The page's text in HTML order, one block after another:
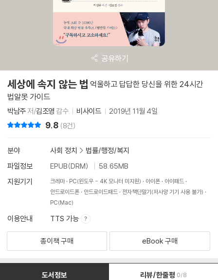
공유하기
세상에 속지 않는 법 억울하고 답답한 당신을 위한 24시간
법알못 가이드
박남주저/김조영 감수 비사이드 2019년 11월 4일
9.8 (8건)
분야 사회 정치 > 법률/행정/복지
파일정보
EPUB(DRM)
58.65MB
지원기기
크레마 PC(윈도우 - 4K 모니터 미지원) 아이폰
아이패드
안드로이드폰
안드로이드패드
전자책단말기(저사양 기기 사용 불가)
PC(Mac)
이용안내 TTS 가능
종이책 구매 eBook 구매
도서정보 리뷰/한줄평 0/8